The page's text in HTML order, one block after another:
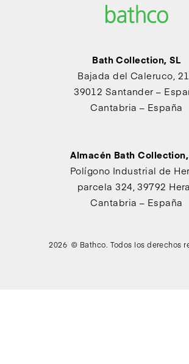
Bath Collection, SL
Bajada del Caleruco,
39012 Santander –
Cantabria – España
Almacén Bath
Polígono Industrial de
parcela 324, 39792
Cantabria – España
2026 © Bathco. Todos los derechos